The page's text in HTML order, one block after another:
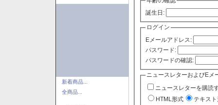
新着商品...
全商品...
誕生日:
ログイン
Eメールアドレス:
パスワード:
パスワードの確認:
ニュースレターおよびEメ
ニュースレターを購読
HTML形式
テキス